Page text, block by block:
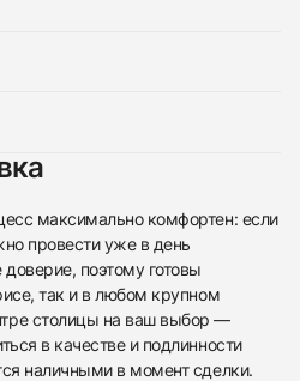
максимально комфортен: если
провести уже в день
поэтому готовы
так и в любом крупном
столицы на ваш выбор —
в качестве и подлинности
наличными в момент сделки.
заявку
ваших часов…
заявку